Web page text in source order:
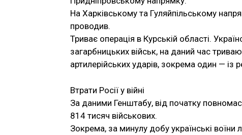
На Харківському та Гуляйпільському
проводив.
Триває операція в Курській області.
загарбницьких військ, на даний час
артилерійських ударів, зокрема один — із
Втрати Росії у війні
За даними Генштабу, від початку
814 тисяч військових.
Зокрема, за минулу добу українські воїни